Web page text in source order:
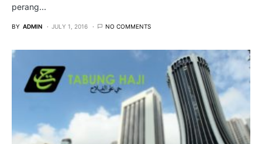
perang…
BY ADMIN JULY 1, 2016 NO COMMENTS